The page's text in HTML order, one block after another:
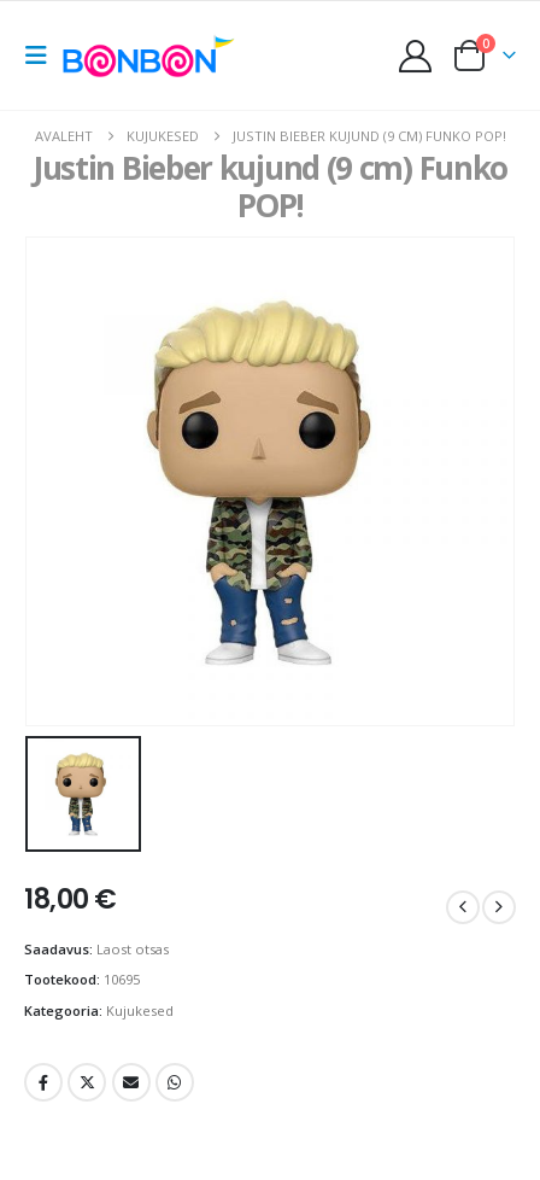
0
AVALEHT KUJUKESED JUSTIN BIEBER KUJUND (9 CM) FUNKO POP!
Justin Bieber kujund (9 cm) Funko
POP!
18,00€
Saadavus: Laost otsas
Tootekood: 10695
Kategooria: Kujukesed